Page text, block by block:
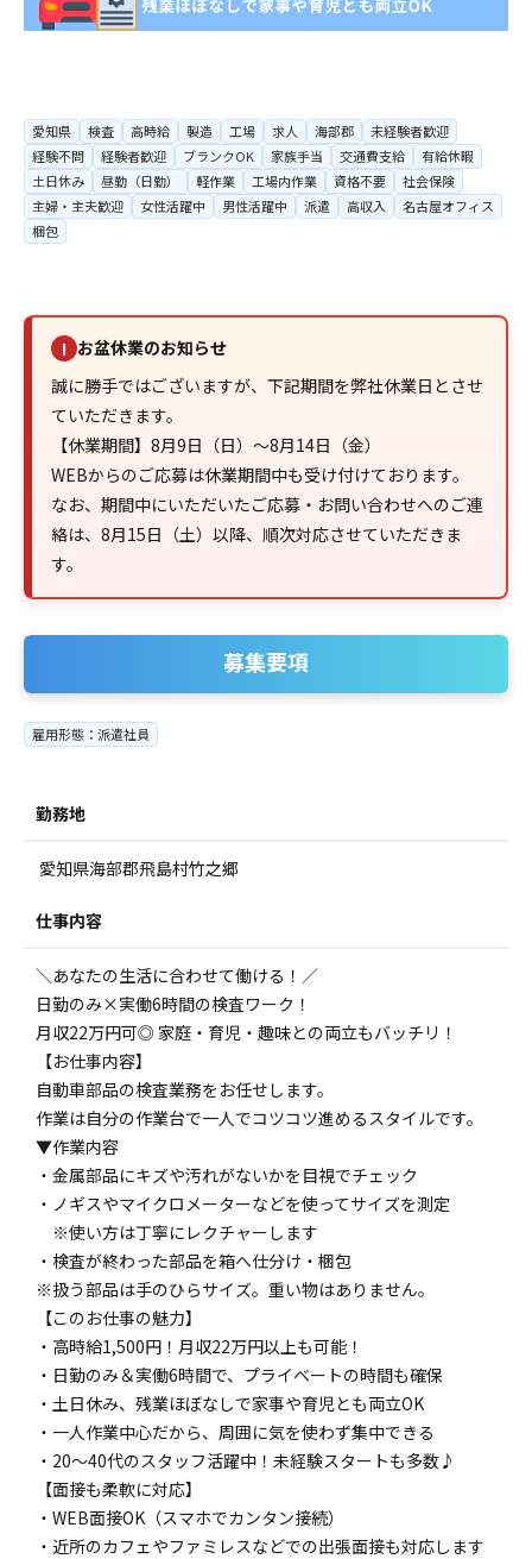
愛知県 検査 高時給 製造 工場 求人 海部郡
未経験者歓迎
経験不問
経験者歓迎 ブランクOK 家族手当 交通費支給
有給休暇
土日休み
昼勤（日勤） 軽作業 工場内作業 資格不要
社会保険
主婦・主夫歓迎
女性活躍中 男性活躍中 派遣 高収入
名古屋オフィス
梱包
! お盆休業のお知らせ
誠に勝手ではございますが、下記期間を弊社休業日とさせ
ていただきます。
【休業期間】8月9日（日）～8月14日（金）
WEBからのご応募は休業期間中も受け付けております。
なお、期間中にいただいたご応募・お問い合わせへのご連
絡は、8月15日（土）以降、順次対応させていただきま
す。
募集要項
雇用形態：派遣社員
勤務地
愛知県海部郡飛島村竹之郷
仕事内容
＼あなたの生活に合わせて働ける！／
日勤のみ×実働6時間の検査ワーク！
月収22万円可◎ 家庭・育児・趣味との両立もバッチリ！
【お仕事内容】
自動車部品の検査業務をお任せします。
作業は自分の作業台で一人でコツコツ進めるスタイルです。
▼作業内容
・金属部品にキズや汚れがないかを目視でチェック
・ノギスやマイクロメーターなどを使ってサイズを測定
※使い方は丁寧にレクチャーします
・検査が終わった部品を箱へ仕分け・梱包
※扱う部品は手のひらサイズ。重い物はありません。
【このお仕事の魅力】
・高時給1,500円！月収22万円以上も可能！
・日勤のみ＆実働6時間で、プライベートの時間も確保
・土日休み、残業ほぼなしで家事や育児とも両立OK
・一人作業中心だから、周囲に気を使わず集中できる
・20〜40代のスタッフ活躍中！未経験スタートも多数♪
【面接も柔軟に対応】
・WEB面接OK（スマホでカンタン接続）
・近所のカフェやファミレスなどでの出張面接も対応します